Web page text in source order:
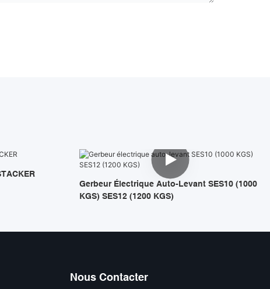
Gerbeur Électrique Auto-Levant SES10 (1000
KGS) SES12 (1200 KGS)
Nous Contacter